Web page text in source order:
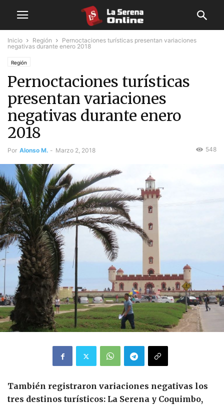
Inicio Región
Pernoctaciones turísticas presentan variaciones
negativas durante enero 2018
Región
Pernoctaciones turísticas
presentan variaciones
negativas durante enero
2018
Por Alonso M. - Marzo 2, 2018 548
También registraron variaciones negativas los
tres destinos turísticos: La Serena y Coquimbo,